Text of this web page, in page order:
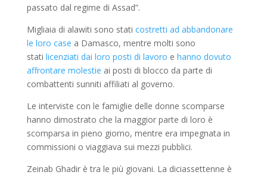
passato dal regime di Assad”.
Migliaia di alawiti sono stati costretti ad abbandonare
le loro case a Damasco, mentre molti sono
stati licenziati dai loro posti di lavoro e hanno dovuto
affrontare molestie ai posti di blocco da parte di
combattenti sunniti affiliati al governo.
Le interviste con le famiglie delle donne scomparse
hanno dimostrato che la maggior parte di loro è
scomparsa in pieno giorno, mentre era impegnata in
commissioni o viaggiava sui mezzi pubblici.
Zeinab Ghadir è tra le più giovani. La diciassettenne è